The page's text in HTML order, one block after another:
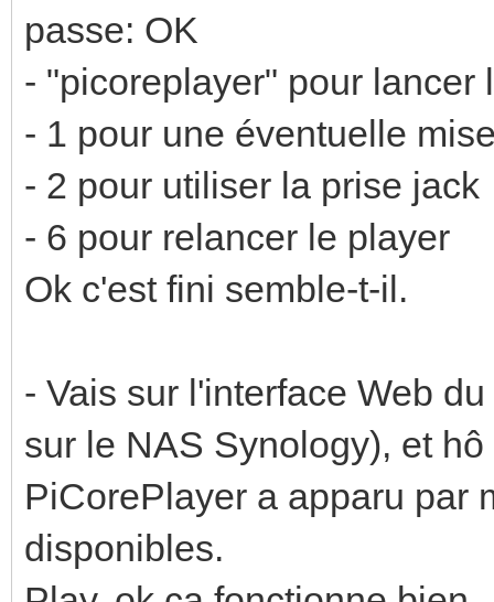
passe: OK
- "picoreplayer" pour lancer
- 1 pour une éventuelle
- 2 pour utiliser la prise jack
- 6 pour relancer le player
Ok c'est fini semble-t-il.
- Vais sur l'interface Web
sur le NAS Synology), et
PiCorePlayer a apparu par
disponibles.